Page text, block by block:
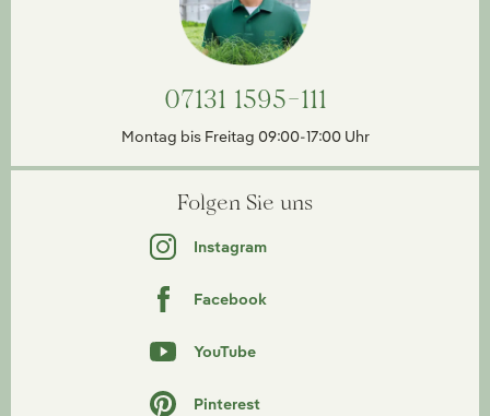
07131 1595-111
Montag bis Freitag 09:00-17:00 Uhr
Folgen Sie uns
Instagram
Facebook
YouTube
Pinterest